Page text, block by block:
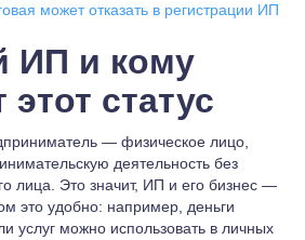
может отказать в регистрации ИП
ИП и кому
статус
— физическое лицо,
деятельность без
лица. Это значит, ИП и его бизнес —
это удобно: например, деньги
услуг можно использовать в личных